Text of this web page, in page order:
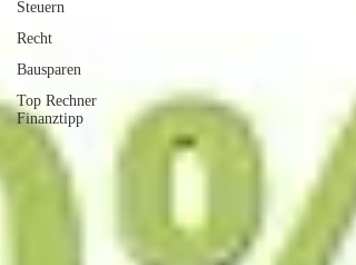
Steuern
Recht
Bausparen
Top Rechner
Finanztipp